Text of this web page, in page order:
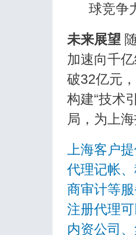
球竞争
未来展望
加速向千
破32亿元
构建“技术
局，为上
上海客户
代理记帐
商审计等
注册代理
内资公司